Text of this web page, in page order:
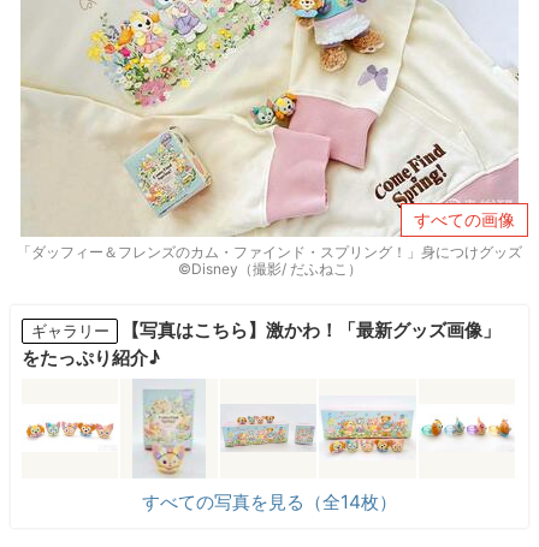
すべての画像
「ダッフィー＆フレンズのカム・ファインド・スプリング！」身につけグッズ
©Disney（撮影/ だふねこ）
ギャラリー
【写真はこちら】激かわ！「最新グッズ画像」
をたっぷり紹介♪
すべての写真を見る（全14枚）